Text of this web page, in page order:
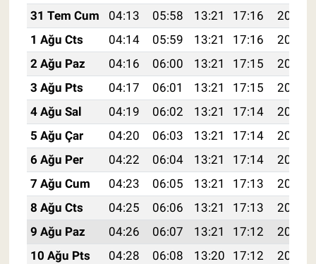
31 Tem Cum
04:13 05:58 13:21 17:16
20:35
1 Ağu Cts
04:14 05:59 13:21 17:16
20:34
2 Ağu Paz
04:16 06:00 13:21 17:15
20:33
3 Ağu Pts
04:17 06:01 13:21 17:15
20:32
4 Ağu Sal
04:19 06:02 13:21 17:14
20:31
5 Ağu Çar
04:20 06:03 13:21 17:14
20:30
6 Ağu Per
04:22 06:04 13:21 17:14
20:28
7 Ağu Cum
04:23 06:05 13:21 17:13
20:27
8 Ağu Cts
04:25 06:06 13:21 17:13
20:26
9 Ağu Paz
04:26 06:07 13:21 17:12
20:25
10 Ağu Pts
04:28 06:08 13:20 17:12
20:23